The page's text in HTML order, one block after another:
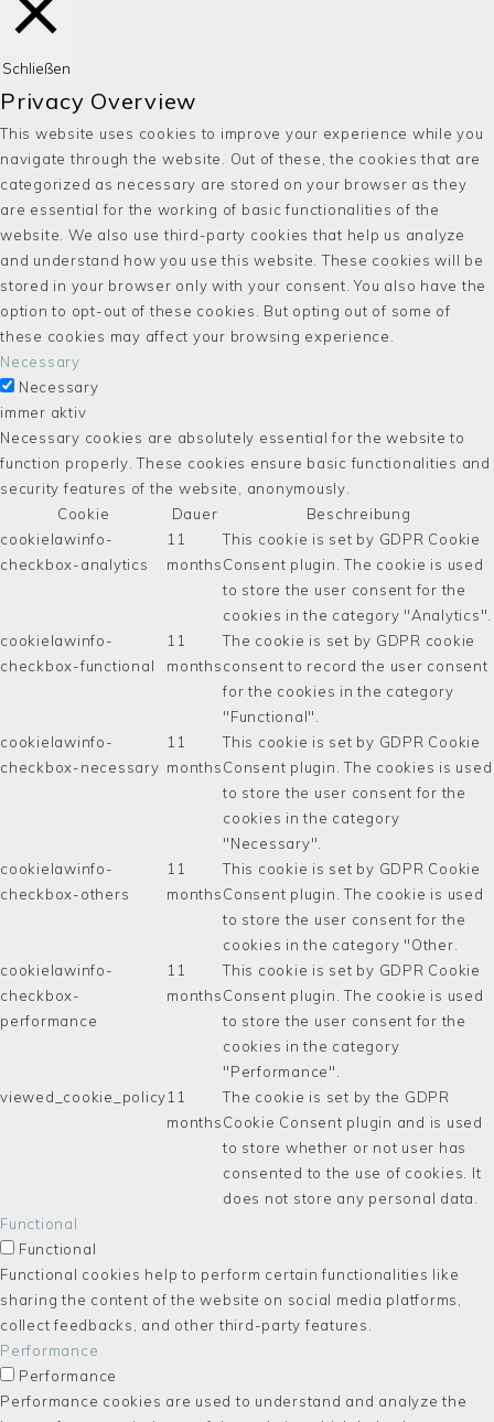
Schließen
Privacy Overview
This website uses cookies to improve your experience while you
navigate through the website. Out of these, the cookies that are
categorized as necessary are stored on your browser as they
are essential for the working of basic functionalities of the
website. We also use third-party cookies that help us analyze
and understand how you use this website. These cookies will be
stored in your browser only with your consent. You also have the
option to opt-out of these cookies. But opting out of some of
these cookies may affect your browsing experience.
Necessary
Necessary
immer aktiv
Necessary cookies are absolutely essential for the website to
function properly. These cookies ensure basic functionalities and
security features of the website, anonymously.
Cookie
Dauer
Beschreibung
cookielawinfo-
checkbox-analytics
11
months
This cookie is set by GDPR Cookie
Consent plugin. The cookie is used
to store the user consent for the
cookies in the category "Analytics".
cookielawinfo-
checkbox-functional
11
months
The cookie is set by GDPR cookie
consent to record the user consent
for the cookies in the category
"Functional".
cookielawinfo-
checkbox-necessary
11
months
This cookie is set by GDPR Cookie
Consent plugin. The cookies is used
to store the user consent for the
cookies in the category
"Necessary".
cookielawinfo-
checkbox-others
11
months
This cookie is set by GDPR Cookie
Consent plugin. The cookie is used
to store the user consent for the
cookies in the category "Other.
cookielawinfo-
checkbox-
performance
11
months
This cookie is set by GDPR Cookie
Consent plugin. The cookie is used
to store the user consent for the
cookies in the category
"Performance".
viewed_cookie_policy11
months
The cookie is set by the GDPR
Cookie Consent plugin and is used
to store whether or not user has
consented to the use of cookies. It
does not store any personal data.
Functional
Functional
Functional cookies help to perform certain functionalities like
sharing the content of the website on social media platforms,
collect feedbacks, and other third-party features.
Performance
Performance
Performance cookies are used to understand and analyze the